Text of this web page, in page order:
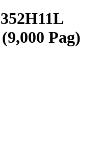
Pag)